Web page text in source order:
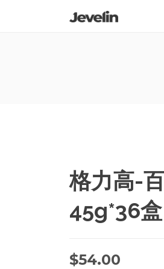
格力高-
45g*36盒
$54.00